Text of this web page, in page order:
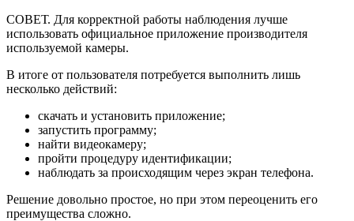
СОВЕТ. Для корректной работы наблюдения лучше
использовать официальное приложение производителя
используемой камеры.
В итоге от пользователя потребуется выполнить лишь
несколько действий:
скачать и установить приложение;
запустить программу;
найти видеокамеру;
пройти процедуру идентификации;
наблюдать за происходящим через экран телефона.
Решение довольно простое, но при этом переоценить его
преимущества сложно.